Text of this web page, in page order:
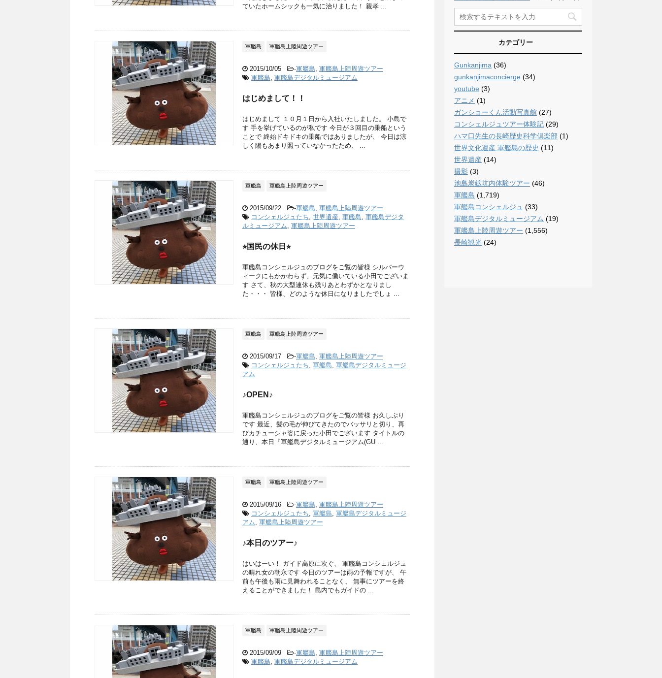
ていたホームシックも一気に治りました！ 親孝 ...
軍艦島 軍艦島上陸周遊ツアー
2015/10/05 -軍艦島, 軍艦島上陸周遊ツアー
軍艦島, 軍艦島デジタルミュージアム
はじめまして！！
はじめまして １０月１日から入社いたしました。 小島で
す 手を挙げているのが私です 今日が３回目の乗船という
ことで 終始ドキドキの乗船ではありましたが、 今日は涼
しく陽もあまり照っていなかったため、 ...
軍艦島 軍艦島上陸周遊ツアー
2015/09/22 -軍艦島, 軍艦島上陸周遊ツアー
コンシェルジュたち, 世界遺産, 軍艦島, 軍艦島デジタ
ルミュージアム, 軍艦島上陸周遊ツアー
⭐︎国民の休日⭐︎
軍艦島コンシェルジュのブログをご覧の皆様 シルバーウ
ィークにもかかわらず、元気に働いている小田でございま
す さて、秋の大型連休も残りあとわずかとなりまし
た・・・ 皆様、どのような休日になりましたでしょ ...
軍艦島 軍艦島上陸周遊ツアー
2015/09/17 -軍艦島, 軍艦島上陸周遊ツアー
コンシェルジュたち, 軍艦島, 軍艦島デジタルミュージ
アム
♪OPEN♪
軍艦島コンシェルジュのブログをご覧の皆様 お久しぶり
です 最近、髪の毛が伸びてきたのでバッサリと切り、再
びカチューシャ姿に戻った小田でございます タイトルの
通り、本日『軍艦島デジタルミュージアム(GU ...
軍艦島 軍艦島上陸周遊ツアー
2015/09/16 -軍艦島, 軍艦島上陸周遊ツアー
コンシェルジュたち, 軍艦島, 軍艦島デジタルミュージ
アム, 軍艦島上陸周遊ツアー
♪本日のツアー♪
はいはーい！ ガイド高原に次ぐ、 軍艦島コンシェルジュ
の晴れ女の朝永です 今日のツアーは雨の予報ですが、 午
前も午後も雨に見舞われることなく、 無事にツアーを終
えることができました！ 島内でもガイドの ...
軍艦島 軍艦島上陸周遊ツアー
2015/09/09 -軍艦島, 軍艦島上陸周遊ツアー
軍艦島, 軍艦島デジタルミュージアム
カテゴリー
Gunkanjima (36)
gunkanjimaconcierge (34)
youtube (3)
アニメ (1)
ガンショーくん活動写真館 (27)
コンシェルジュツアー体験記 (29)
ハマ口先生の長崎歴史科学倶楽部 (1)
世界文化遺産 軍艦島の歴史 (11)
世界遺産 (14)
撮影 (3)
池島炭鉱坑内体験ツアー (46)
軍艦島 (1,719)
軍艦島コンシェルジュ (33)
軍艦島デジタルミュージアム (19)
軍艦島上陸周遊ツアー (1,556)
長崎観光 (24)